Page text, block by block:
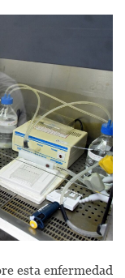
esta enfermedad